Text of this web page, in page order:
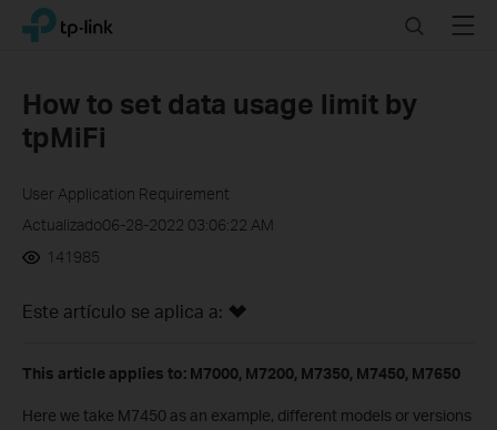
Click
navigation
bar
TP-Link, Reliably Smart SearchMenu
How to set data usage limit by
tpMiFi
User Application Requirement
Actualizado06-28-2022 03:06:22 AM
141985
Este artículo se aplica a:
This article applies to: M7000, M7200, M7350, M7450, M7650
Here we take M7450 as an example, different models or versions